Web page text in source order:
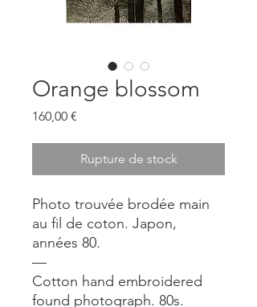
Orange blossom
160,00 €
Rupture de stock
Photo trouvée brodée main
au fil de coton. Japon,
années 80.
—
Cotton hand embroidered
found photograph. 80s.